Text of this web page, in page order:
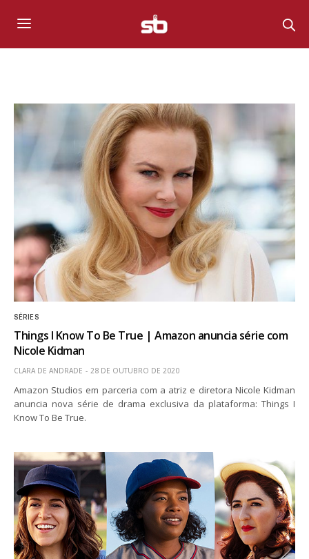
SÉRIES
Things I Know To Be True | Amazon anuncia série com
Nicole Kidman
CLARA DE ANDRADE 28 DE OUTUBRO DE 2020
Amazon Studios em parceria com a atriz e diretora Nicole Kidman
anuncia nova série de drama exclusiva da plataforma: Things I
Know To Be True.